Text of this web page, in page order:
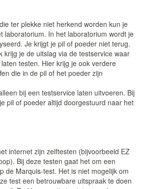
ter plekke niet herkend worden kun je
laboratorium. In het laboratorium wordt je
Je krijgt je pil of poeder niet terug.
krijg je de uitslag via de testservice waar
testen. Hier krijg je ook verdere
die in de pil of het poeder zijn
bij een testservice laten uitvoeren. Bij
pil of poeder altijd doorgestuurd naar het
internet zijn zelftesten (bijvoorbeeld EZ
Bij deze testen gaat het om een
de Marquis-test. Het is niet mogelijk om
test een betrouwbare uitspraak te doen